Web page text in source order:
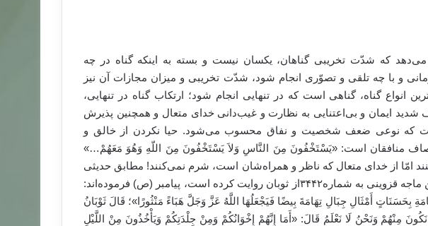
که شدّت تخریبی گناهان، یکسان نیست و بسته به اینکه گناه در چه
و با چه تلقی و تصوّری انجام شود، شدّت تخریبی و میزان مجازات آن نیز
انواع گناه، گناهی است که در تنهایی انجام شود؛ ارتکاب گناه در تنهایی،
شدید ایمان و بی‌اعتنایی به نظارت و غیب‌دانی خدای متعال و همچنین پذیرش
که نوعی ضعف شخصیت و نفاق محسوب می‌شود. حیا نکردن از خالق و
منافقان است: «یَسْتَخْفُونَ مِنَ النَّاسِ وَلاَ یَسْتَخْفُونَ مِنَ اللّهِ وَهُوَ مَعَهُمْ…»
می‌کنند امّا از خدای متعال که ناظر و همراه‌شان است، شرم نمی‌کنند! مطابق حدیثی
صحیح و البته بسیار هراس انگیز، که ابن ماجه قزوینی به شماره۳۴۴۲از ثوبان روایت کرده است، پیامبر (ص) فرموده‌اند:
بِحَسَنَاتٍ أَمْثَالِ جِبَالِ تِهَامَةَ بِیضًا فَیَجْعَلُهَا اللَّهُ عَزَّ وَجَلَّ هَبَاءً مَنْثُورًا»؛ قَالَ ثَوْبَانُ
مِنْهُمْ وَنَحْنُ لَا نَعْلَمُ قَالَ: «أَمَا إِنَّهُمْ إِخْوَانُکُمْ وَمِنْ جِلْدَتِکُمْ وَیَأْخُذُونَ مِنْ اللَّیْلِ